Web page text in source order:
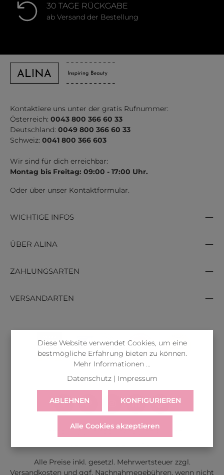
30 TAGE RÜCKGABE
ab Versand der Bestellung
Kontaktiere uns unter der gratis Rufnummer:
Österreich: 0043 800 366 60 33
Deutschland: 0049 800 366 60 33
Schweiz: 0041 800 366 603
Wir sind für dich erreichbar:
Montag bis Freitag: 09:00 - 17:00 Uhr.
Oder über unser Kontaktformular.
WICHTIGE INFOS
ÜBER ALINA
ZAHLUNGSARTEN
VERSANDARTEN
SERVICE & HILFE
Alle Preise inkl. gesetzl. Mehrwertsteuer zzgl.
Versandkosten und ggf. Nachnahmegebühren, wenn nicht
Diese Website verwendet Cookies, um eine
bestmögliche Erfahrung bieten zu können.
Mehr Informationen ...
Datenschutz| Impressum
ABLEHNEN KONFIGURIEREN
Alle Cookies akzeptieren